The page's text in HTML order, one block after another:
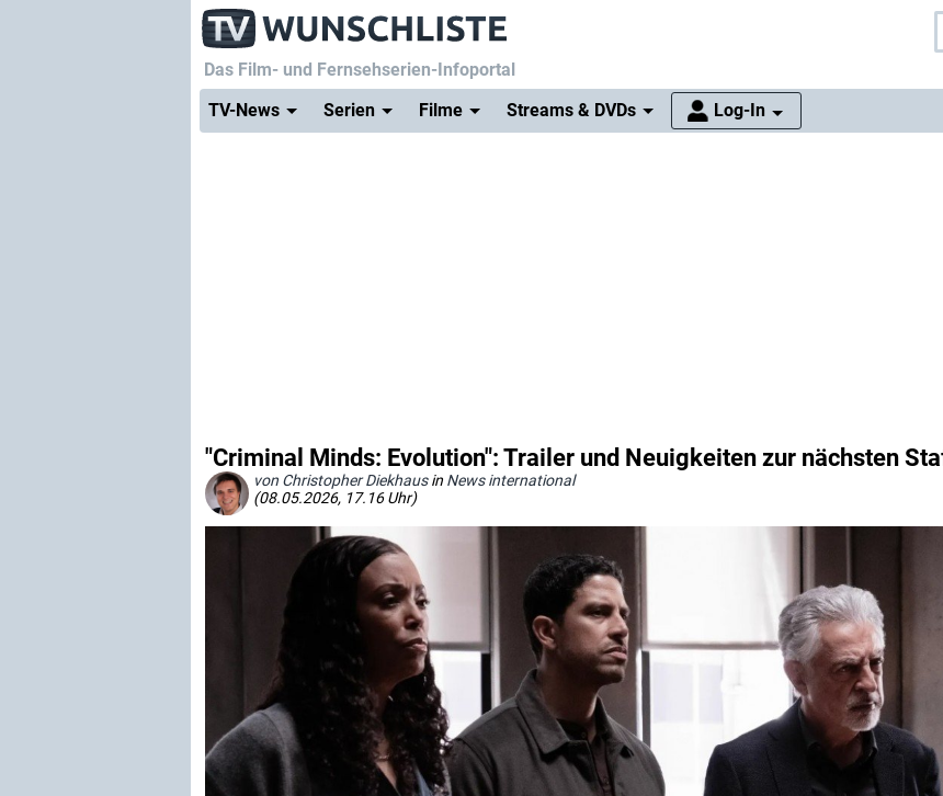
Das Film- und Fernsehserien-Infoportal
TV-News
Serien Filme Streams & DVDs Log-In
"Criminal Minds: Evolution": Trailer und Neuigkeiten zur nächsten
von Christopher Diekhausin News international
(08.05.2026, 17.16 Uhr)